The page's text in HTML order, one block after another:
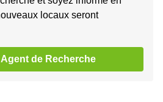
locaux seront
de Recherche